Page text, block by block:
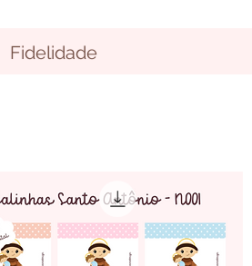
Fidelidade